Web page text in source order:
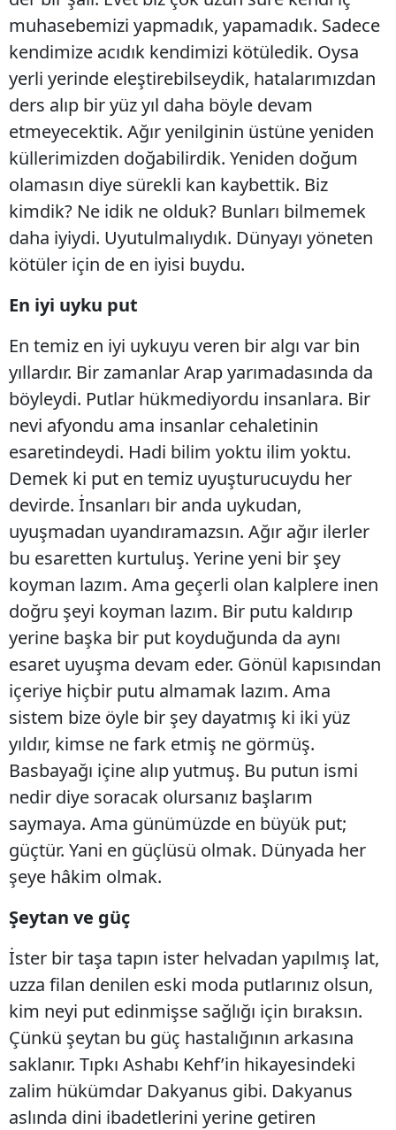
muhasebemizi yapmadık, yapamadık. Sadece
kendimize acıdık kendimizi kötüledik. Oysa
yerli yerinde eleştirebilseydik, hatalarımızdan
ders alıp bir yüz yıl daha böyle devam
etmeyecektik. Ağır yenilginin üstüne yeniden
küllerimizden doğabilirdik. Yeniden doğum
olamasın diye sürekli kan kaybettik. Biz
kimdik? Ne idik ne olduk? Bunları bilmemek
daha iyiydi. Uyutulmalıydık. Dünyayı yöneten
kötüler için de en iyisi buydu.
En iyi uyku put
En temiz en iyi uykuyu veren bir algı var bin
yıllardır. Bir zamanlar Arap yarımadasında da
böyleydi. Putlar hükmediyordu insanlara. Bir
nevi afyondu ama insanlar cehaletinin
esaretindeydi. Hadi bilim yoktu ilim yoktu.
Demek ki put en temiz uyuşturucuydu her
devirde. İnsanları bir anda uykudan,
uyuşmadan uyandıramazsın. Ağır ağır ilerler
bu esaretten kurtuluş. Yerine yeni bir şey
koyman lazım. Ama geçerli olan kalplere inen
doğru şeyi koyman lazım. Bir putu kaldırıp
yerine başka bir put koyduğunda da aynı
esaret uyuşma devam eder. Gönül kapısından
içeriye hiçbir putu almamak lazım. Ama
sistem bize öyle bir şey dayatmış ki iki yüz
yıldır, kimse ne fark etmiş ne görmüş.
Basbayağı içine alıp yutmuş. Bu putun ismi
nedir diye soracak olursanız başlarım
saymaya. Ama günümüzde en büyük put;
güçtür. Yani en güçlüsü olmak. Dünyada her
şeye hâkim olmak.
Şeytan ve güç
İster bir taşa tapın ister helvadan yapılmış lat,
uzza filan denilen eski moda putlarınız olsun,
kim neyi put edinmişse sağlığı için bıraksın.
Çünkü şeytan bu güç hastalığının arkasına
saklanır. Tıpkı Ashabı Kehf’in hikayesindeki
zalim hükümdar Dakyanus gibi. Dakyanus
aslında dini ibadetlerini yerine getiren